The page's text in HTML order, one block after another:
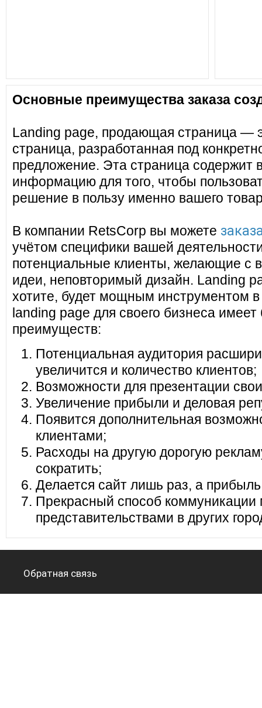
Основные преимущества заказа
Landing page, продающая страница —
страница, разработанная под
предложение. Эта страница содержит
информацию для того, чтобы
решение в пользу именно вашего
В компании RetsCorp вы можете
учётом специфики вашей
потенциальные клиенты, желающие с
идеи, неповторимый дизайн. Landing
хотите, будет мощным инструментом
landing page для своего бизнеса
преимуществ:
Потенциальная аудитория
увеличится и количество клиентов;
Возможности для презентации
Увеличение прибыли и деловая
Появится дополнительная
клиентами;
Расходы на другую дорогую
сократить;
Делается сайт лишь раз, а
Прекрасный способ коммуникации
представительствами в других
Обратная связь